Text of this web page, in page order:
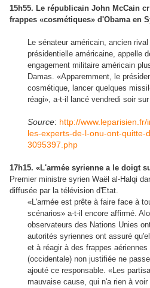
15h55. Le républicain John McCain
frappes «cosmétiques» d'Obama en
Le sénateur américain, ancien
présidentielle américaine, appelle
engagement militaire américain
Damas. «Apparemment, le
cosmétique, lancer quelques
réagi», a-t-il lancé vendredi soir
Source: http://
les-experts-de-l-onu-ont-quitte-
3095397.php
17h15. «L'armée syrienne a le doigt
Premier ministre syrien Waël al-Halqi
diffusée par la télévision d'Etat.
«L'armée est prête à faire face à
scénarios» a-t-il encore affirmé.
observateurs des Nations Unies
autorités syriennes ont assuré
et à réagir à des frappes
(occidentale) non justifiée ne
ajouté ce responsable. «Les
mauvaise cause, qui n'a rien à